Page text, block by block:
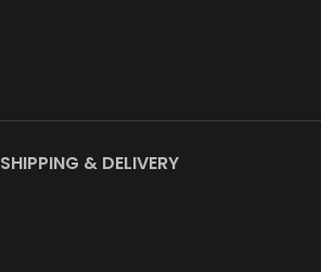
SHIPPING & DELIVERY